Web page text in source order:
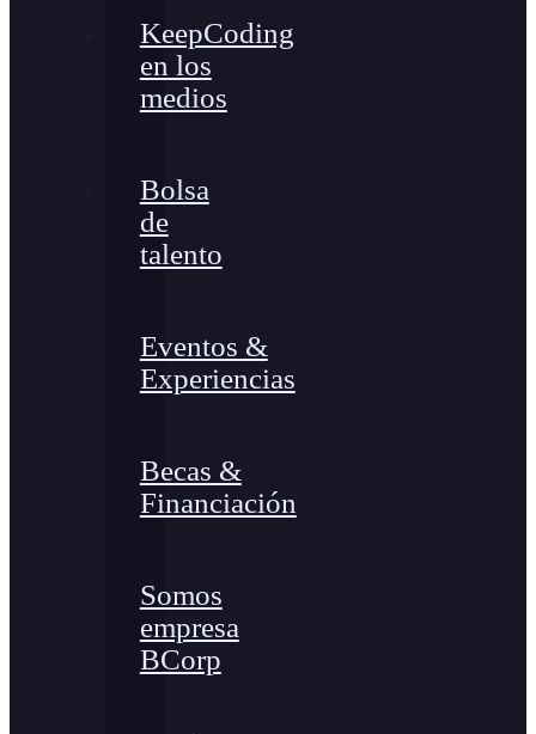
KeepCoding
en los
medios
Bolsa
de
talento
Eventos &
Experiencias
Becas &
Financiación
Somos
empresa
BCorp